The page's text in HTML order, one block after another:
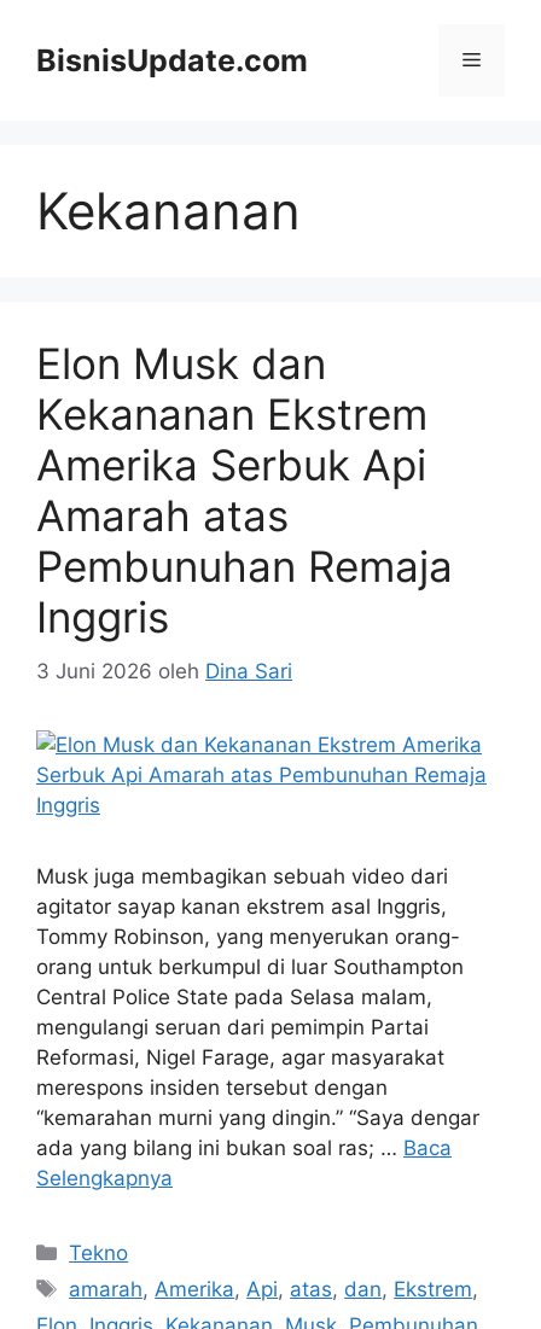
BisnisUpdate.com Menu
Kekananan
Elon Musk dan
Kekananan Ekstrem
Amerika Serbuk Api
Amarah atas
Pembunuhan Remaja
Inggris
3 Juni 2026 oleh Dina Sari
Musk juga membagikan sebuah video dari
agitator sayap kanan ekstrem asal Inggris,
Tommy Robinson, yang menyerukan orang-
orang untuk berkumpul di luar Southampton
Central Police State pada Selasa malam,
mengulangi seruan dari pemimpin Partai
Reformasi, Nigel Farage, agar masyarakat
merespons insiden tersebut dengan
“kemarahan murni yang dingin.” “Saya dengar
ada yang bilang ini bukan soal ras; … Baca
Selengkapnya
Kategori
Tekno
Tag
amarah, Amerika, Api, atas, dan, Ekstrem,